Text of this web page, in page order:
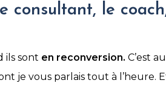
consultant, le
ils sont en reconversion. C’est
je vous parlais tout à l’heure.